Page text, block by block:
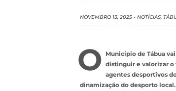
NOVEMBRO 13, 2025 - NOTÍCIAS,
O Município de Tábua
distinguir e valorizar o
agentes desportivos
dinamização do desporto local.